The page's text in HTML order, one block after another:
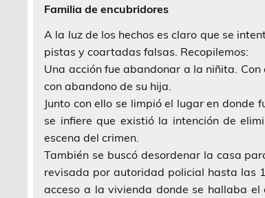
Familia de encubridores
A la luz de los hechos es claro que se
pistas y coartadas falsas. Recopilemos:
Una acción fue abandonar a la niñita.
con abandono de su hija.
Junto con ello se limpió el lugar en
se infiere que existió la intención de
escena del crimen.
También se buscó desordenar la casa
revisada por autoridad policial hasta las
acceso a la vivienda donde se hallaba